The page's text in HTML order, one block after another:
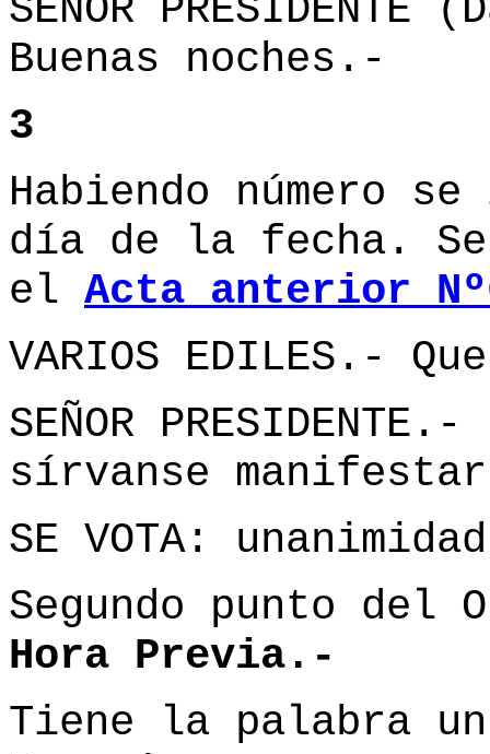
SEÑOR
Buenas noches.-
3
Habiendo número
día de la fecha.
el Acta anterior
VARIOS EDILES.-
SEÑOR
sírvanse
SE VOTA:
Segundo punto del
Hora Previa.-
Tiene la palabra